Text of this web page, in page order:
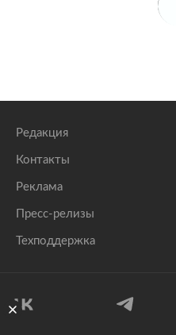
Редакция
Контакты
Реклама
Пресс-релизы
Техподдержка